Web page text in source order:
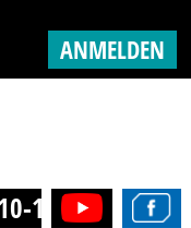
ANMELDEN
16J.)2021